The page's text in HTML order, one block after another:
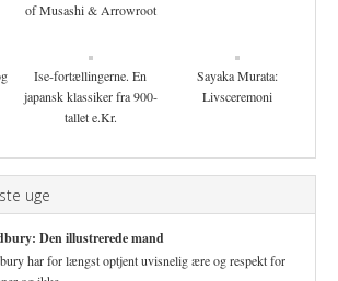
of Musashi & Arrowroot
Ise-fortællingerne. En
japansk klassiker fra 900-
tallet e.Kr.
Sayaka Murata:
Livsceremoni
uge
Den illustrerede mand
har for længst optjent uvisnelig ære og respekt for